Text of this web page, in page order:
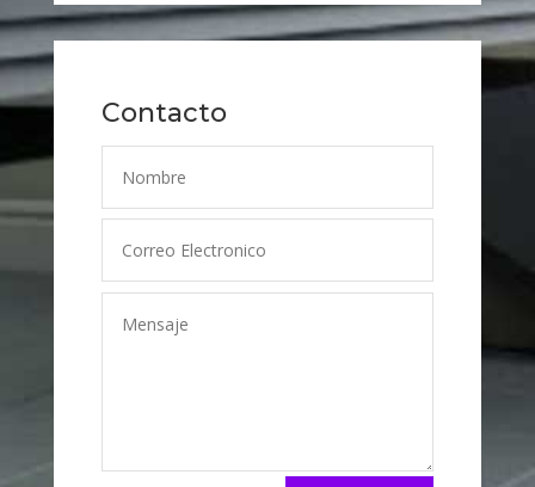
Contacto